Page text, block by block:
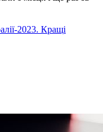
2023. Кращі